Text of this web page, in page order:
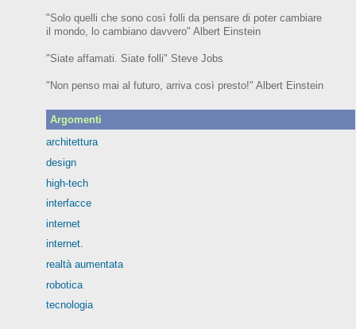
"Solo quelli che sono così folli da pensare di poter cambiare
il mondo, lo cambiano davvero" Albert Einstein
"Siate affamati. Siate folli" Steve Jobs
"Non penso mai al futuro, arriva così presto!" Albert Einstein
Argomenti
architettura
design
high-tech
interfacce
internet
internet.
realtà aumentata
robotica
tecnologia